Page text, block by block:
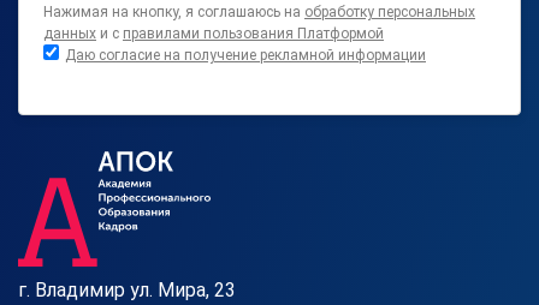
Нажимая на кнопку, я соглашаюсь на обработку персональных
данных и с правилами пользования Платформой
Даю согласие на получение рекламной информации
г. Владимир ул. Мира, 23